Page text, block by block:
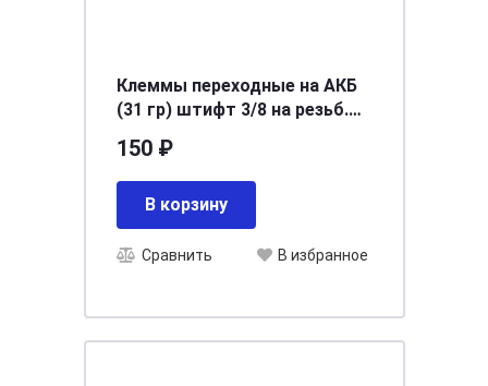
Клеммы переходные на АКБ
(31 гр) штифт 3/8 на резьб.
150 ₽
В корзину
Сравнить В избранное